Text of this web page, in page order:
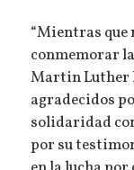
“Mientras que
conmemorar
Martin Luther
agradecidos
solidaridad
por su